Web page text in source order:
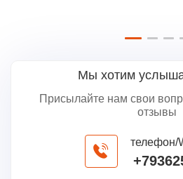
Мы хотим
Присылайте нам свои
отзывы
телефон/